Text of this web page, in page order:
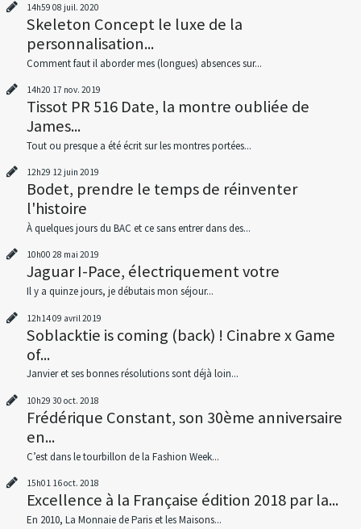
14h59 08 juil. 2020
Skeleton Concept le luxe de la
personnalisation...
Comment faut il aborder mes (longues) absences sur...
14h20 17 nov. 2019
Tissot PR 516 Date, la montre oubliée de
James...
Tout ou presque a été écrit sur les montres portées...
12h29 12 juin 2019
Bodet, prendre le temps de réinventer
l'histoire
À quelques jours du BAC et ce sans entrer dans des...
10h00 28 mai 2019
Jaguar I-Pace, électriquement votre
Il y a quinze jours, je débutais mon séjour...
12h1409 avril 2019
Soblacktie is coming (back) ! Cinabre x Game
of...
Janvier et ses bonnes résolutions sont déjà loin...
10h29 30 oct. 2018
Frédérique Constant, son 30ème anniversaire
en...
C’est dans le tourbillon de la Fashion Week...
15h01 16oct. 2018
Excellence à la Française édition 2018 par la...
En 2010, La Monnaie de Paris et les Maisons...